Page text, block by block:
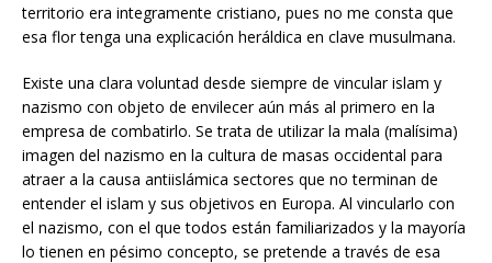
territorio era integramente cristiano, pues no me consta que
esa flor tenga una explicación heráldica en clave musulmana.
Existe una clara voluntad desde siempre de vincular islam y
nazismo con objeto de envilecer aún más al primero en la
empresa de combatirlo. Se trata de utilizar la mala (malísima)
imagen del nazismo en la cultura de masas occidental para
atraer a la causa antiislámica sectores que no terminan de
entender el islam y sus objetivos en Europa. Al vincularlo con
el nazismo, con el que todos están familiarizados y la mayoría
lo tienen en pésimo concepto, se pretende a través de esa